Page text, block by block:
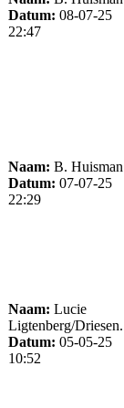
Datum: 08-07-25
22:47
Naam: B. Huisman
Datum: 07-07-25
22:29
Naam: Lucie
Ligtenberg/Driesen.
Datum: 05-05-25
10:52